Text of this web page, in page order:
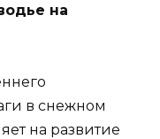
на
в снежном
на развитие